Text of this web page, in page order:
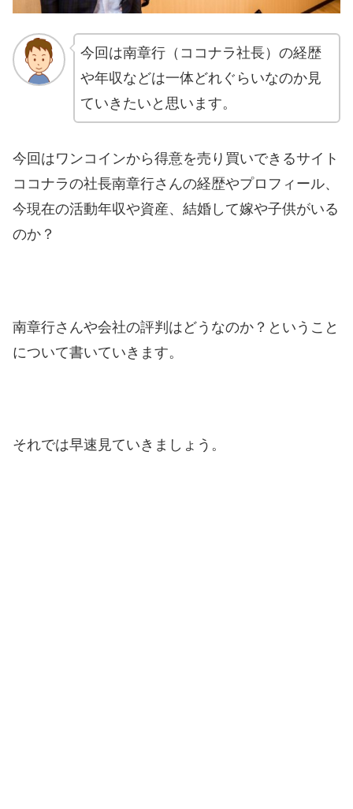
今回は南章行（ココナラ社長）の経歴
や年収などは一体どれぐらいなのか見
ていきたいと思います。
今回はワンコインから得意を売り買いできるサイト
ココナラの社長南章行さんの経歴やプロフィール、
今現在の活動年収や資産、結婚して嫁や子供がいる
のか？
南章行さんや会社の評判はどうなのか？ということ
について書いていきます。
それでは早速見ていきましょう。